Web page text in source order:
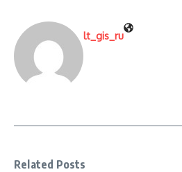
lt_gis_ru
Related Posts